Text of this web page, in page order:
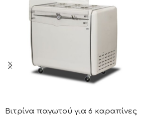
Βιτρίνα παγωτού για 6 καραπίνες